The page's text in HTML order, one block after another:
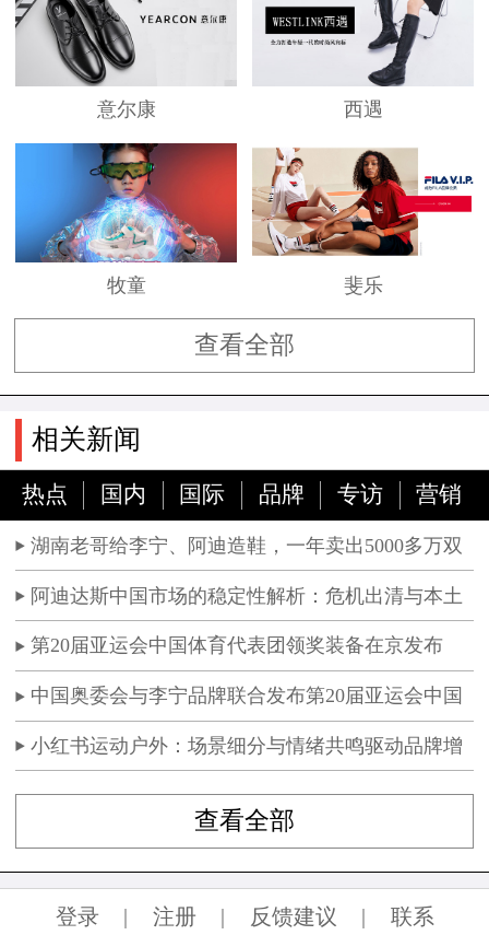
意尔康 西遇
牧童 斐乐
查看全部
相关新闻
热点 国内 国际 品牌 专访 营销
湖南老哥给李宁、阿迪造鞋，一年卖出5000多万双
阿迪达斯中国市场的稳定性解析：危机出清与本土
化经营
第20届亚运会中国体育代表团领奖装备在京发布
中国奥委会与李宁品牌联合发布第20届亚运会中国
体育代表团领奖装备
小红书运动户外：场景细分与情绪共鸣驱动品牌增
长
查看全部
登录 注册 反馈建议 联系